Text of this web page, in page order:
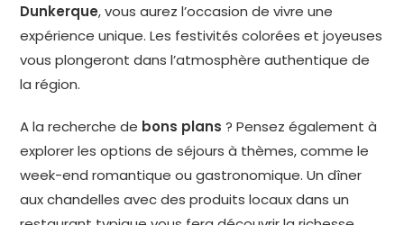
Dunkerque, vous aurez l’occasion de vivre une
expérience unique. Les festivités colorées et joyeuses
vous plongeront dans l’atmosphère authentique de
la région.
A la recherche de bons plans ? Pensez également à
explorer les options de séjours à thèmes, comme le
week-end romantique ou gastronomique. Un dîner
aux chandelles avec des produits locaux dans un